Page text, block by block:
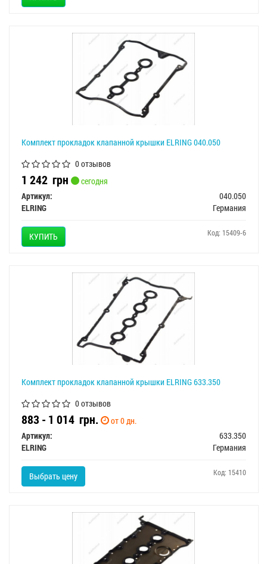
Комплект прокладок клапанной крышки ELRING 040.050
0 отзывов
1 242 грн
сегодня
Артикул:
040.050
ELRING
Германия
КУПИТЬ Код: 15409-6
Комплект прокладок клапанной крышки ELRING 633.350
0 отзывов
883 - 1 014 грн.
от 0 дн.
Артикул:
633.350
ELRING
Германия
Выбрать цену Код: 15410